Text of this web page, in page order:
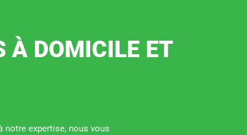
À DOMICILE ET
expertise, nous vous